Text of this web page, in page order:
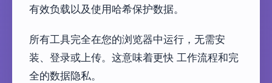
有效负载以及使用哈希保护数据。
所有工具完全在您的浏览器中运行，无需安
装、登录或上传。这意味着更快 工作流程和完
全的数据隐私。